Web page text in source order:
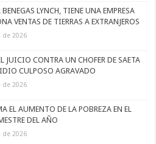
BENEGAS LYNCH, TIENE UNA EMPRESA
VENTAS DE TIERRAS A EXTRANJEROS
de 2026
JUICIO CONTRA UN CHOFER DE SAETA
CULPOSO AGRAVADO
de 2026
EL AUMENTO DE LA POBREZA EN EL
DEL AÑO
de 2026